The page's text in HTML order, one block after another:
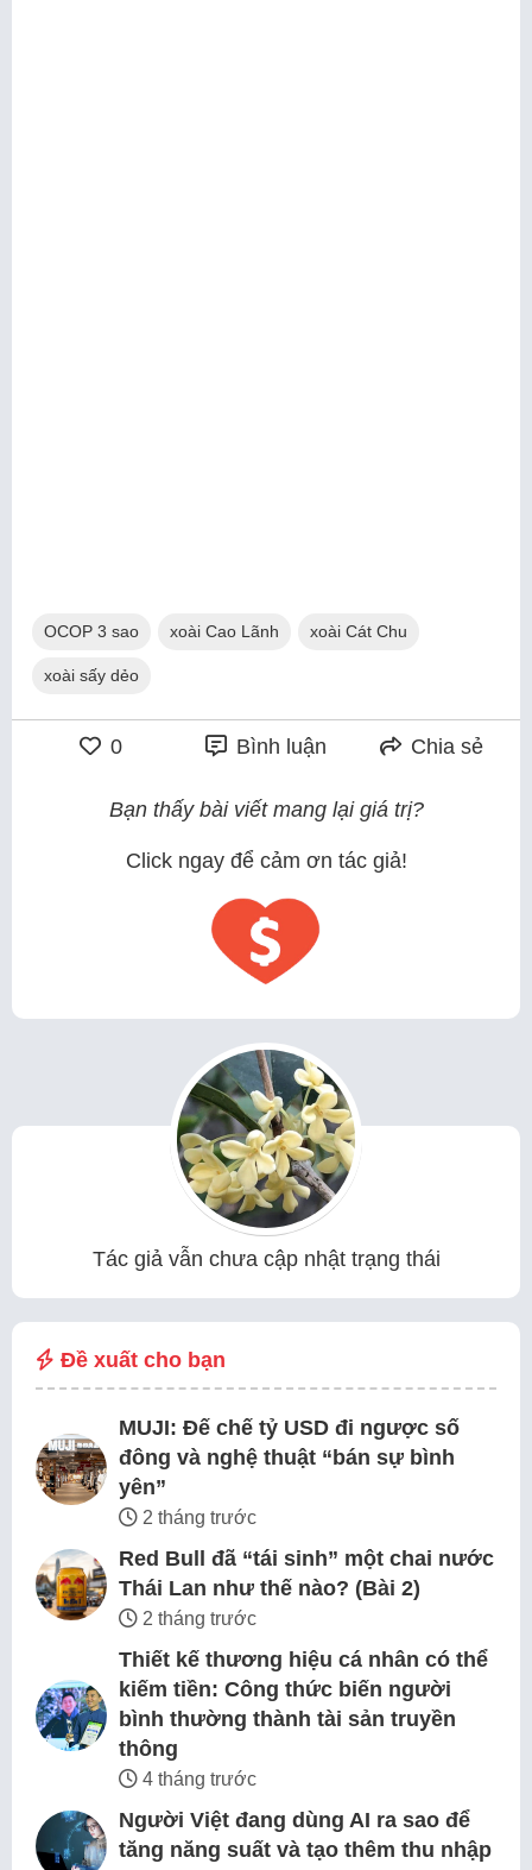
OCOP 3 sao xoài Cao Lãnh xoài Cát Chu
xoài sấy dẻo
0 Bình luận Chia sẻ
Bạn thấy bài viết mang lại giá trị?
Click ngay để cảm ơn tác giả!
Tác giả vẫn chưa cập nhật trạng thái
Đề xuất cho bạn
MUJI: Đế chế tỷ USD đi ngược số
đông và nghệ thuật “bán sự bình
yên”
2 tháng trước
Red Bull đã “tái sinh” một chai nước
Thái Lan như thế nào? (Bài 2)
2 tháng trước
Thiết kế thương hiệu cá nhân có thể
kiếm tiền: Công thức biến người
bình thường thành tài sản truyền
thông
4 tháng trước
Người Việt đang dùng AI ra sao để
tăng năng suất và tạo thêm thu nhập